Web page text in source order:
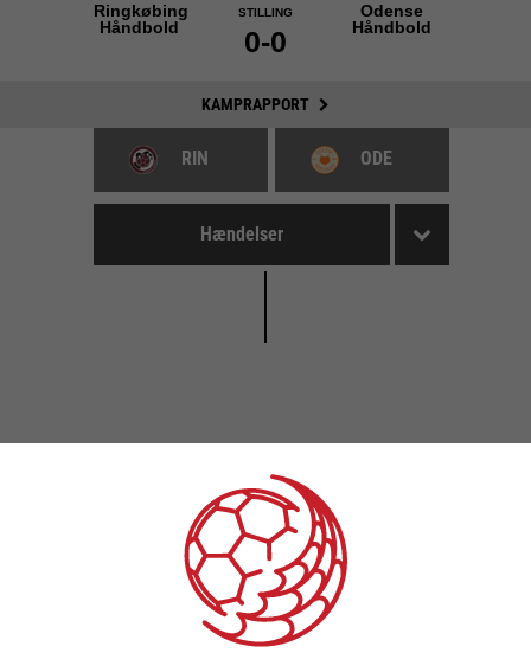
Ringkøbing
Håndbold
STILLING
0-0
Odense
Håndbold
KAMPRAPPORT
RIN ODE
Hændelser